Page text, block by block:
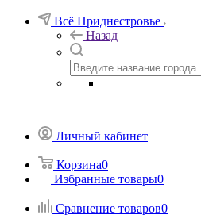
Всё Приднестровье
Назад
Личный кабинет
Корзина0
Избранные товары0
Сравнение товаров0